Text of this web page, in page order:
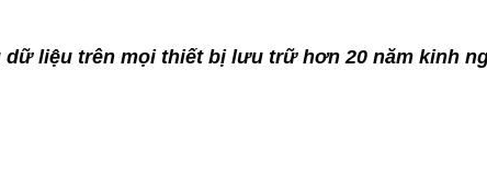
dữ liệu trên mọi thiết bị lưu trữ hơn 20 năm kinh